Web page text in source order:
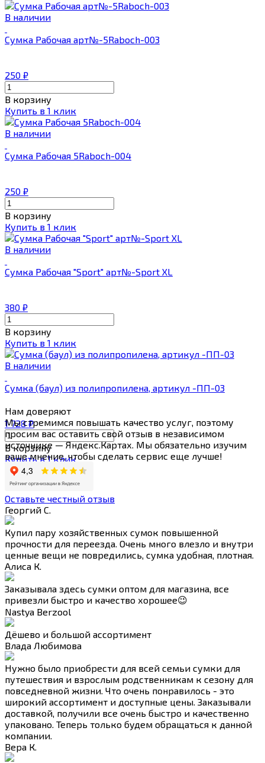
В наличии
Сумка Рабочая арт№-5Raboch-003
250 ₽
В корзину
Купить в 1 клик
В наличии
Сумка Рабочая 5Raboch-004
250 ₽
В корзину
Купить в 1 клик
В наличии
Сумка Рабочая "Sport" арт№-Sport XL
380 ₽
В корзину
Купить в 1 клик
В наличии
Сумка (баул) из полипропилена, артикул -ПП-03
1 728₽
В корзину
Купить в 1 клик
Нам доверяют
Мы стремимся повышать качество услуг, поэтому
просим вас оставить свой отзыв в независимом
источнике — Яндекс.Картах. Мы обязательно изучим
ваше мнение, чтобы сделать сервис еще лучше!
Оставьте честный отзыв
Георгий С.
Купил пару хозяйственных сумок повышенной
прочности для переезда. Очень много влезло и внутри
ценные вещи не повредились, сумка удобная, плотная.
Алиса К.
Заказывала здесь сумки оптом для магазина, все
привезли быстро и качество хорошее😉
Nastya Berzool
Дёшево и большой ассортимент
Влада Любимова
Нужно было приобрести для всей семьи сумки для
путешествия и взрослым родственникам к сезону для
повседневной жизни. Что очень понравилось - это
широкий ассортимент и доступные цены. Заказывали
доставкой, получили все очень быстро и качественно
упаковано. Теперь только будем обращаться к данной
компании.
Вера К.